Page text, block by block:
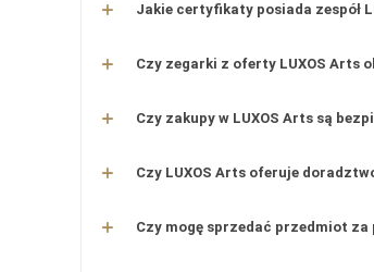
Jakie certyfikaty posiada zespół
Czy zegarki z oferty LUXOS Arts
Czy zakupy w LUXOS Arts są
Czy LUXOS Arts oferuje
Czy mogę sprzedać przedmiot za